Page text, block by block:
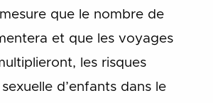
que le nombre de
et que les voyages
les risques
d’enfants dans le